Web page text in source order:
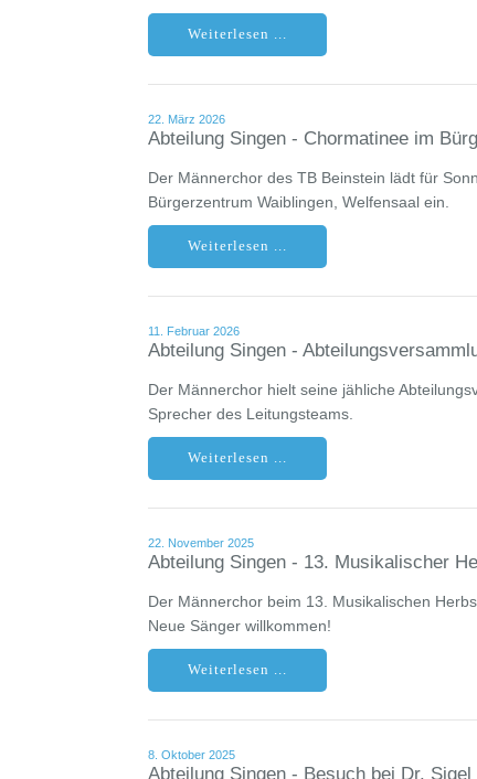
Weiterlesen ...
22. März 2026
Abteilung Singen - Chormatinee im
Der Männerchor des TB Beinstein lädt für
Bürgerzentrum Waiblingen, Welfensaal ein.
Weiterlesen ...
11. Februar 2026
Abteilung Singen -
Der Männerchor hielt seine jähliche
Sprecher des Leitungsteams.
Weiterlesen ...
22. November 2025
Abteilung Singen - 13. Musikalischer
Der Männerchor beim 13. Musikalischen
Neue Sänger willkommen!
Weiterlesen ...
8. Oktober 2025
Abteilung Singen - Besuch bei Dr.